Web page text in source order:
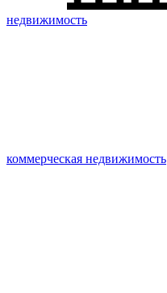
недвижимость
коммерческая недвижимость